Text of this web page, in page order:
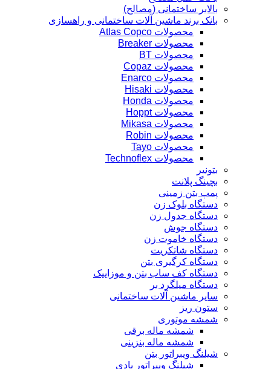
بالابر ساختمانی (مصالح)
بانک برند ماشین آلات ساختمانی و راهسازی
محصولات Atlas Copco
محصولات Breaker
محصولات BT
محصولات Copaz
محصولات Enarco
محصولات Hisaki
محصولات Honda
محصولات Hoppt
محصولات Mikasa
محصولات Robin
محصولات Tayo
محصولات Technoflex
بتونیر
بچینگ پلانت
پمپ بتن زمینی
دستگاه بلوک زن
دستگاه جدول زن
دستگاه جوش
دستگاه خاموت زن
دستگاه شاتکریت
دستگاه کرگیری بتن
دستگاه کف ساب بتن و موزاییک
دستگاه میلگرد بر
سایر ماشین آلات ساختمانی
ستون ریز
شمشه موتوری
شمشه ماله برقی
شمشه ماله بنزینی
شیلنگ ویبراتور بتن
شیلنگ ویبراتور بادی